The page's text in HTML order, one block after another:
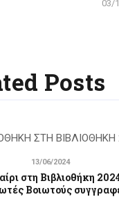
03/
Posts
13/06/2024
στη Βιβλιοθήκη
Βοιωτούς